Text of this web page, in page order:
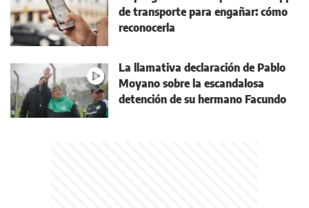
de transporte para engañar: cómo
reconocerla
La llamativa declaración de Pablo
Moyano sobre la escandalosa
detención de su hermano Facundo